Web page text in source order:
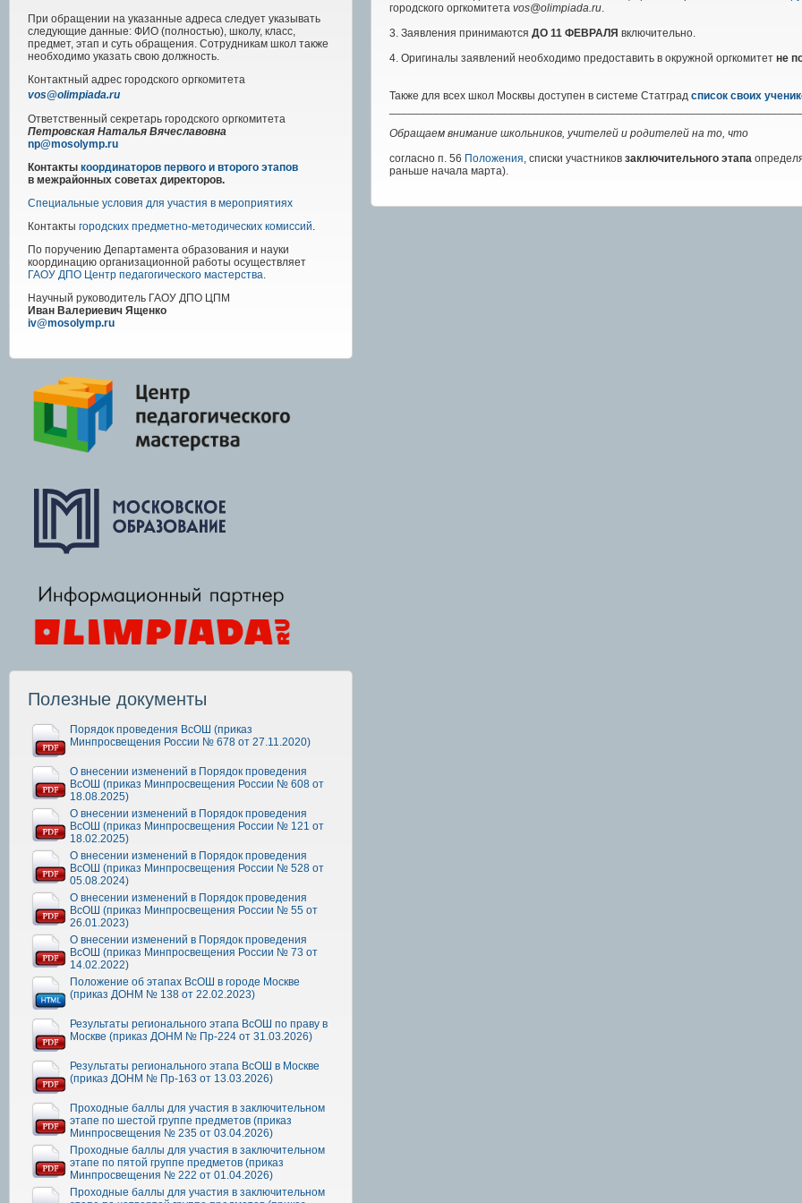
При обращении на указанные адреса следует указывать
следующие данные: ФИО (полностью), школу, класс,
предмет, этап и суть обращения. Сотрудникам школ также
необходимо указать свою должность.
Контактный адрес городского оргкомитета
vos@olimpiada.ru
Ответственный секретарь городского оргкомитета
Петровская Наталья Вячеславовна
np@mosolymp.ru
Контакты координаторов первого и второго этапов
в межрайонных советах директоров.
Специальные условия для участия в мероприятиях
Контакты городских предметно-методических комиссий.
По поручению Департамента образования и науки
координацию организационной работы осуществляет
ГАОУ ДПО Центр педагогического мастерства.
Научный руководитель ГАОУ ДПО ЦПМ
Иван Валериевич Ященко
iv@mosolymp.ru
Полезные документы
Порядок проведения ВсОШ (приказ
Минпросвещения России № 678 от 27.11.2020)
О внесении изменений в Порядок проведения
ВсОШ (приказ Минпросвещения России № 608 от
18.08.2025)
О внесении изменений в Порядок проведения
ВсОШ (приказ Минпросвещения России № 121 от
18.02.2025)
О внесении изменений в Порядок проведения
ВсОШ (приказ Минпросвещения России № 528 от
05.08.2024)
О внесении изменений в Порядок проведения
ВсОШ (приказ Минпросвещения России № 55 от
26.01.2023)
О внесении изменений в Порядок проведения
ВсОШ (приказ Минпросвещения России № 73 от
14.02.2022)
Положение об этапах ВсОШ в городе Москве
(приказ ДОНМ № 138 от 22.02.2023)
Результаты регионального этапа ВсОШ по праву в
Москве (приказ ДОНМ № Пр-224 от 31.03.2026)
Результаты регионального этапа ВсОШ в Москве
(приказ ДОНМ № Пр-163 от 13.03.2026)
Проходные баллы для участия в заключительном
этапе по шестой группе предметов (приказ
Минпросвещения № 235 от 03.04.2026)
Проходные баллы для участия в заключительном
этапе по пятой группе предметов (приказ
Минпросвещения № 222 от 01.04.2026)
Проходные баллы для участия в заключительном
городского оргкомитета vos@olimpiada.ru.
3. Заявления принимаются ДО 11 ФЕВРАЛЯ включительно.
4. Оригиналы заявлений необходимо предоставить в окружной оргкомитет не
Также для всех школ Москвы доступен в системе Статград список своих
Обращаем внимание школьников, учителей и родителей на то, что
согласно п. 56 Положения, списки участников заключительного этапа
раньше начала марта).